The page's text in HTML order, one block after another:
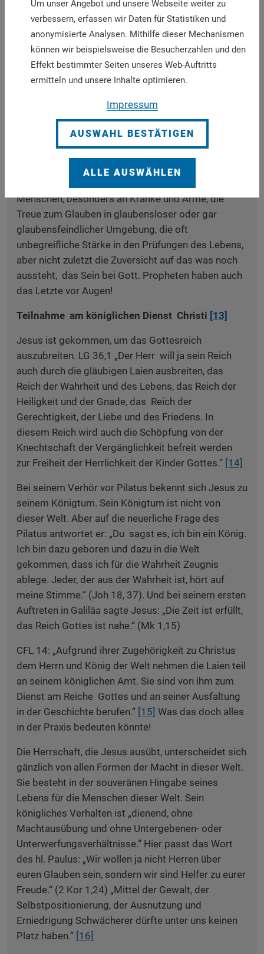
prophetisch reden durchaus eine Geistbegabung,
die noch höher eingeschätzt wurde als das
Zungenreden.
Wie wichtig wäre es heute daher, den Glaubensinn
der Laien zu achten und an die „Gnade ihres Wortes“
und Töchtern spricht. Nur so können wir die
Zeichen der Zeit ganz aus dem Leben erkennen und
Aber auch auf dasZeugnisist zu schauen. Auf das
Menschen, besonders an Kranke und Arme, die
Treue zum Glauben in glaubensloser oder gar
glaubensfeindlicher Umgebung, die oft
unbegreifliche Stärke in den Prüfungen des Lebens,
aber nicht zuletzt die Zuversicht auf das was noch
aussteht, das Sein bei Gott. Propheten haben auch
das Letzte vor Augen!
Teilnahme am königlichen Dienst Christi [13]
Jesus ist gekommen, um das Gottesreich
auszubreiten. LG 36,1 „Der Herr will ja sein Reich
auch durch die gläubigen Laien ausbreiten, das
Reich der Wahrheit und des Lebens, das Reich der
Heiligkeit und der Gnade, das Reich der
Gerechtigkeit, der Liebe und des Friedens. In
diesem Reich wird auch die Schöpfung von der
Knechtschaft der Vergänglichkeit befreit werden
zur Freiheit der Herrlichkeit der Kinder Gottes.“ [14]
Bei seinem Verhör vor Pilatus bekennt sich Jesus zu
seinem Königtum. Sein Königtum ist nicht von
dieser Welt. Aber auf die neuerliche Frage des
Pilatus antwortet er: „Du sagst es, ich bin ein König.
Ich bin dazu geboren und dazu in die Welt
gekommen, dass ich für die Wahrheit Zeugnis
ablege. Jeder, der aus der Wahrheit ist, hört auf
meine Stimme.“ (Joh 18, 37). Und bei seinem ersten
Auftreten in Galiläa sagte Jesus: „Die Zeit ist erfüllt,
das Reich Gottes ist nahe.“ (Mk 1,15)
CFL 14: „Aufgrund ihrer Zugehörigkeit zu Christus
dem Herrn und König der Welt nehmen die Laien teil
an seinem königlichen Amt. Sie sind von ihm zum
Dienst am Reiche Gottes und an seiner Ausfaltung
in der Geschichte berufen.“ [15] Was das doch alles
in der Praxis bedeuten könnte!
Die Herrschaft, die Jesus ausübt, unterscheidet sich
gänzlich von allen Formen der Macht in dieser Welt.
Sie besteht in der souveränen Hingabe seines
Lebens für die Menschen dieser Welt. Sein
königliches Verhalten ist „dienend, ohne
Machtausübung und ohne Untergebenen- oder
Unterwerfungsverhältnisse.“ Hier passt das Wort
des hl. Paulus: „Wir wollen ja nicht Herren über
euren Glauben sein, sondern wir sind Helfer zu eurer
Freude.“ (2 Kor 1,24) „Mittel der Gewalt, der
Selbstpositionierung, der Ausnutzung und
Erniedrigung Schwächerer dürfte unter uns keinen
Platz haben.“ [16]
Um unser Angebot und unsere Webseite weiter zu
verbessern, erfassen wir Daten für Statistiken und
anonymisierte Analysen. Mithilfe dieser Mechanismen
können wir beispielsweise die Besucherzahlen und den
Effekt bestimmter Seiten unseres Web-Auftritts
ermitteln und unsere Inhalte optimieren.
Impressum
AUSWAHL BESTÄTIGEN
ALLE AUSWÄHLEN